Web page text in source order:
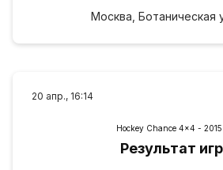
Москва, Ботаническая
20 апр., 16:14
Hockey Chance 4x4 - 2015
Результат